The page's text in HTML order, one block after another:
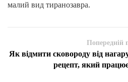
малий вид тиранозавра.
Попередній
Як відмити сковороду від
рецепт, який